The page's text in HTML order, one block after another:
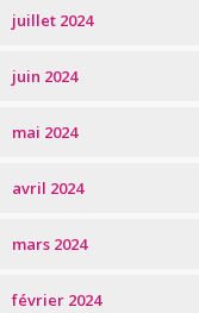
juillet 2024
juin 2024
mai 2024
avril 2024
mars 2024
février 2024